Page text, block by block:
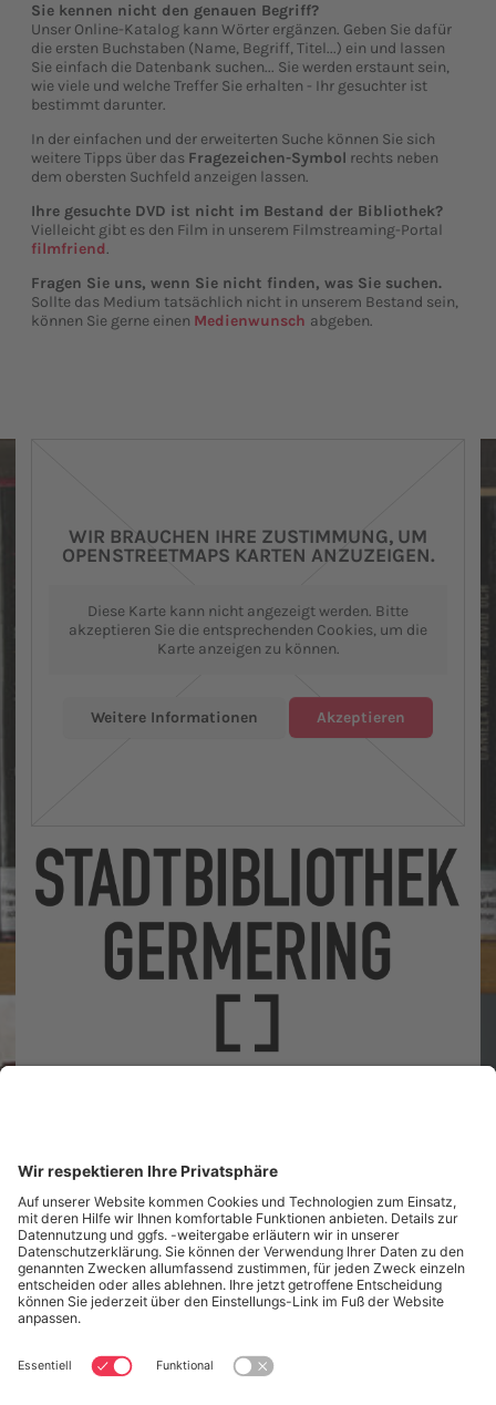
Sie kennen nicht den genauen Begriff?
Unser Online-Katalog kann Wörter ergänzen. Geben Sie dafür
die ersten Buchstaben (Name, Begriff, Titel...) ein und lassen
Sie einfach die Datenbank suchen... Sie werden erstaunt sein,
wie viele und welche Treffer Sie erhalten - Ihr gesuchter ist
bestimmt darunter.
In der einfachen und der erweiterten Suche können Sie sich
weitere Tipps über das Fragezeichen-Symbol rechts neben
dem obersten Suchfeld anzeigen lassen.
Ihre gesuchte DVD ist nicht im Bestand der Bibliothek?
Vielleicht gibt es den Film in unserem Filmstreaming-Portal
filmfriend.
Fragen Sie uns, wenn Sie nicht finden, was Sie suchen.
Sollte das Medium tatsächlich nicht in unserem Bestand sein,
können Sie gerne einen Medienwunsch abgeben.
WIR BRAUCHEN IHRE ZUSTIMMUNG, UM
OPENSTREETMAPS KARTEN ANZUZEIGEN.
Diese Karte kann nicht angezeigt werden. Bitte
akzeptieren Sie die entsprechenden Cookies, um die
Karte anzeigen zu können.
Weitere Informationen Akzeptieren
Tel.: (089) 89 419 800
Nachricht senden
Startseite Aktuelles Infos & Service
Veranstaltungen
Die Bibliothek